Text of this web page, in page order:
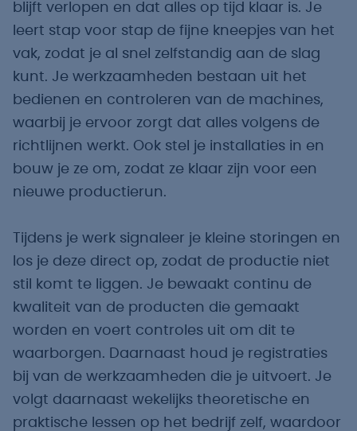
blijft verlopen en dat alles op tijd klaar is. Je
leert stap voor stap de fijne kneepjes van het
vak, zodat je al snel zelfstandig aan de slag
kunt. Je werkzaamheden bestaan uit het
bedienen en controleren van de machines,
waarbij je ervoor zorgt dat alles volgens de
richtlijnen werkt. Ook stel je installaties in en
bouw je ze om, zodat ze klaar zijn voor een
nieuwe productierun.
Tijdens je werk signaleer je kleine storingen en
los je deze direct op, zodat de productie niet
stil komt te liggen. Je bewaakt continu de
kwaliteit van de producten die gemaakt
worden en voert controles uit om dit te
waarborgen. Daarnaast houd je registraties
bij van de werkzaamheden die je uitvoert. Je
volgt daarnaast wekelijks theoretische en
praktische lessen op het bedrijf zelf, waardoor